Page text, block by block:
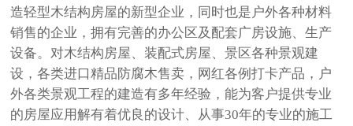
造轻型木结构房屋的新型企业，同时也是户外各种材料
销售的企业，拥有完善的办公区及配套广房设施、生产
设备。对木结构房屋、装配式房屋、景区各种景观建
设，各类进口精品防腐木售卖，网红各例打卡产品，户
外各类景观工程的建造有多年经验，能为客户提供专业
的房屋应用解有着优良的设计、从事30年的专业的施工